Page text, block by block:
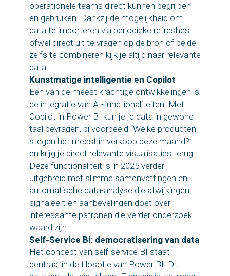
operationele teams direct kunnen begrijpen
en gebruiken. Dankzij de mogelijkheid om
data te importeren via periodieke refreshes
ofwel direct uit te vragen op de bron of beide
zelfs te combineren kijk je altijd naar relevante
data.
Kunstmatige intelligentie en Copilot
Een van de meest krachtige ontwikkelingen is
de integratie van AI-functionaliteiten. Met
Copilot in Power BI kun je je data in gewone
taal bevragen, bijvoorbeeld “Welke producten
stegen het meest in verkoop deze maand?”
en krijg je direct relevante visualisaties terug.
Deze functionaliteit is in 2025 verder
uitgebreid met slimme samenvattingen en
automatische data-analyse die afwijkingen
signaleert en aanbevelingen doet over
interessante patronen die verder onderzoek
waard zijn.
Self-Service BI: democratisering van data
Het concept van self-service BI staat
centraal in de filosofie van Power BI. Dit